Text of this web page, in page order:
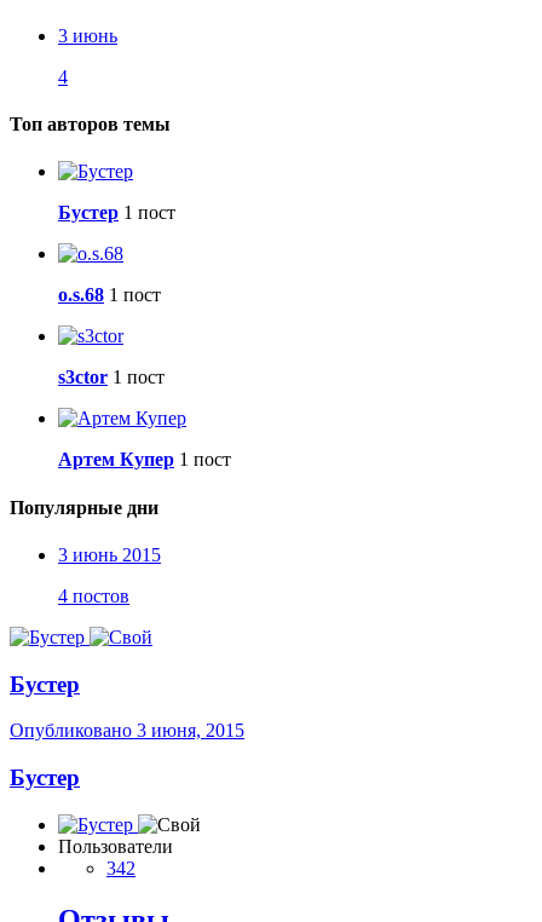
3 июнь
4
Топ авторов темы
Бустер 1 пост
o.s.68 1 пост
s3ctor 1 пост
Артем Купер 1 пост
Популярные дни
3 июнь 2015
4 постов
Бустер
Опубликовано 3 июня, 2015
Бустер
Пользователи
342